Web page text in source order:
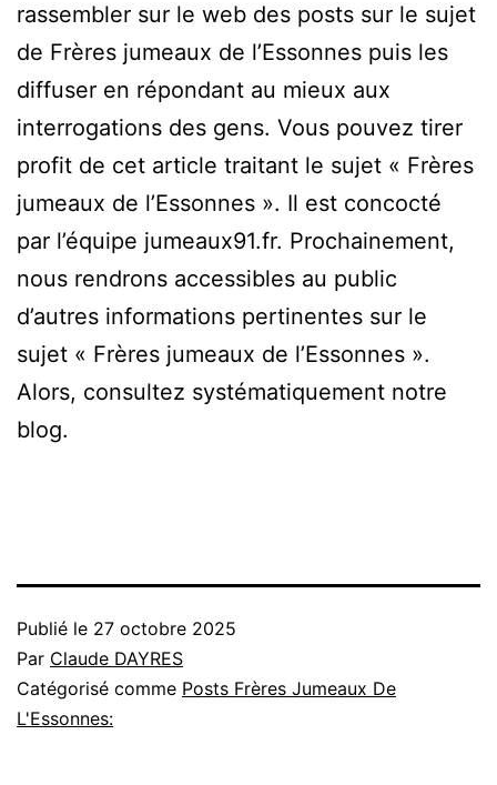
rassembler sur le web des posts sur le sujet
de Frères jumeaux de l’Essonnes puis les
diffuser en répondant au mieux aux
interrogations des gens. Vous pouvez tirer
profit de cet article traitant le sujet « Frères
jumeaux de l’Essonnes ». Il est concocté
par l’équipe jumeaux91.fr. Prochainement,
nous rendrons accessibles au public
d’autres informations pertinentes sur le
sujet « Frères jumeaux de l’Essonnes ».
Alors, consultez systématiquement notre
blog.
Publié le 27 octobre 2025
Par Claude DAYRES
Catégorisé comme Posts Frères Jumeaux De
L'Essonnes: